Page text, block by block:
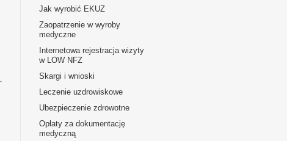
Jak wyrobić EKUZ
Zaopatrzenie w wyroby
medyczne
Internetowa rejestracja wizyty
w LOW NFZ
Skargi i wnioski
Leczenie uzdrowiskowe
Ubezpieczenie zdrowotne
Opłaty za dokumentację
medyczną